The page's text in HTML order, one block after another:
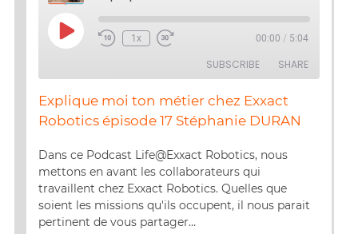
Play
Episode
1x 00:00 / 5:04
SUBSCRIBE SHARE
RSS FEED
SHARE
EMBED
Explique moi ton métier chez Exxact
Robotics épisode 17 Stéphanie DURAN
Dans ce Podcast Life@Exxact Robotics, nous
mettons en avant les collaborateurs qui
travaillent chez Exxact Robotics. Quelles que
soient les missions qu'ils occupent, il nous parait
pertinent de vous partager…